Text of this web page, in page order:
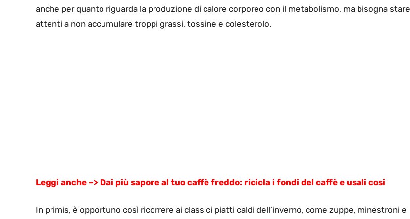
anche per quanto riguarda la produzione di calore corporeo con il metabolismo, ma bisogna stare
attenti a non accumulare troppi grassi, tossine e colesterolo.
Leggi anche –> Dai più sapore al tuo caffè freddo: ricicla i fondi del caffè e usali cosi
In primis, è opportuno così ricorrere ai classici piatti caldi dell’inverno, come zuppe, minestroni e